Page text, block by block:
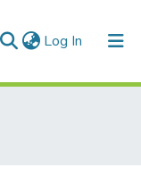
Log In (current)